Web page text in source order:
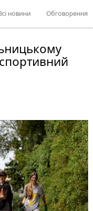
новини Обговорення